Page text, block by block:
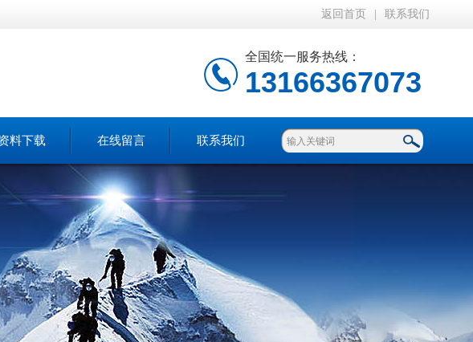
返回首页 联系我们
全国统一服务热线：
13166367073
料下载 在线留言 联系我们